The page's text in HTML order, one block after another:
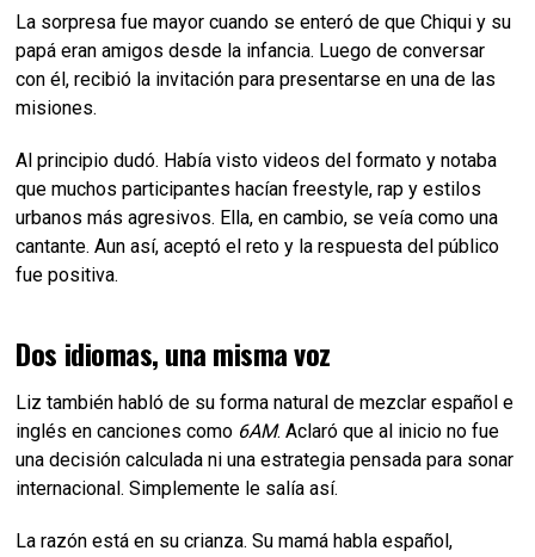
La sorpresa fue mayor cuando se enteró de que Chiqui y su
papá eran amigos desde la infancia. Luego de conversar
con él, recibió la invitación para presentarse en una de las
misiones.
Al principio dudó. Había visto videos del formato y notaba
que muchos participantes hacían freestyle, rap y estilos
urbanos más agresivos. Ella, en cambio, se veía como una
cantante. Aun así, aceptó el reto y la respuesta del público
fue positiva.
Dos idiomas, una misma voz
Liz también habló de su forma natural de mezclar español e
inglés en canciones como 6AM. Aclaró que al inicio no fue
una decisión calculada ni una estrategia pensada para sonar
internacional. Simplemente le salía así.
La razón está en su crianza. Su mamá habla español,